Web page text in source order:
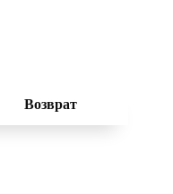
Возврат